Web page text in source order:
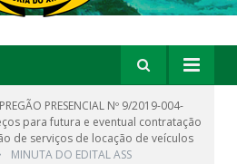
PREGÃO PRESENCIAL Nº 9/2019-004-
para futura e eventual contratação
de serviços de locação de veículos
MINUTA DO EDITAL ASS